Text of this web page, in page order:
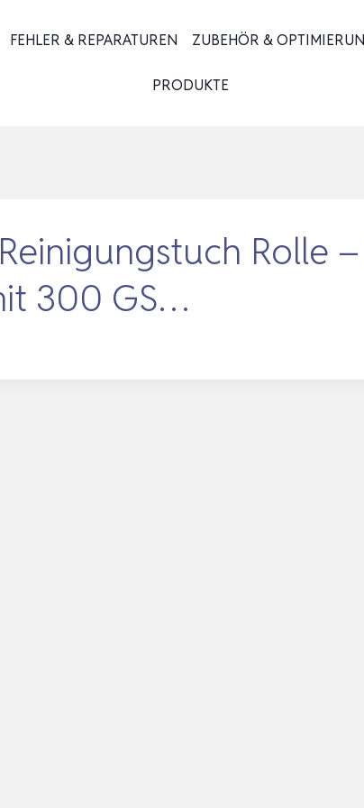
FEHLER & REPARATUREN ZUBEHÖR &
PRODUKTE
Rolle
300 GS…